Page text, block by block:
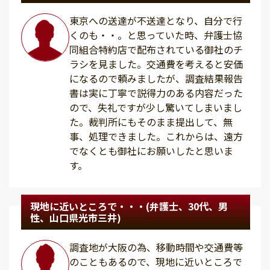
東京への送達が不送達となり、自分で行
くのも・・。と思っていた時、弁護士協
同組合特約店で配布されている御社のチ
ラシを見ました。交通費を考えると安価
になるので頼みましたが、調査結果報告
書は実に丁寧で説得力のある内容だった
ので、失礼ですが少し驚いてしまいまし
た。裁判所にもそのまま提出して、無
事、処理できました。これからは、遠方
でなくとも御社にお願いしたと思いま
す。
現地に近いところで・・・(弁護士、30代、男
性、山口県光市三井)
調査地が大阪の為、移動時間や交通費等
のこともあるので、現地に近いところで